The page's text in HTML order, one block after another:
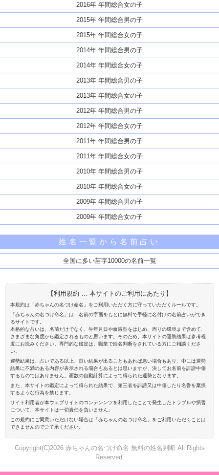
2016年 年間総合女の子
2015年 年間総合男の子
2015年 年間総合女の子
2014年 年間総合男の子
2014年 年間総合女の子
2013年 年間総合男の子
2013年 年間総合女の子
2012年 年間総合男の子
2012年 年間総合女の子
2011年 年間総合男の子
2011年 年間総合女の子
2010年 年間総合男の子
2010年 年間総合女の子
2009年 年間総合男の子
2009年 年間総合女の子
姓名一覧から名前占い
全国に多い苗字10000の名前一覧
【利用規約 … 本サイトのご利用にあたり】
本規約は「赤ちゃんの名づけ命名」をご利用いただく方に守っていただくルールです。
「赤ちゃんの名づけ命名」は、名前の字画をもとに無料で手軽に名付けの名前占いができ
るサイトです。
本格的な占いは、名前だけでなく、生年月日や血液型をはじめ、周りの環境まで含めて、
さまざまな角度から鑑定されるものと思います。そのため、本サイトの運勢結果は参考程
度にお読みください。専門的な鑑定は、職業で姓名判断をされている方にご相談くださ
い。
運勢結果は、占いである以上、良い結果が出ることもあれば悪い場合もあり、中には運勢
結果に不満のある内容が表示される場合もあるとは思いますが、決してお名前を誹謗中傷
するものではありません。画数の自動計算によって得られた運勢となります。
また、本サイトの鑑定によって得られた結果で、第三者を誹謗又は中傷したり名誉を棄損
するような行為を禁じます。
サイト利用者が本ウェブサイトのコンテンンツを利用したことで発生したトラブルや損害
について、本サイトは一切責任を負いません。
この規約にご同意いただけない場合は「赤ちゃんの名づけ命名」をご利用いただくことは
できませんのでご了承ください。
Copyright(C)2026 赤ちゃんの名づけ命名 無料の姓名判断 All Rights
Reserved.